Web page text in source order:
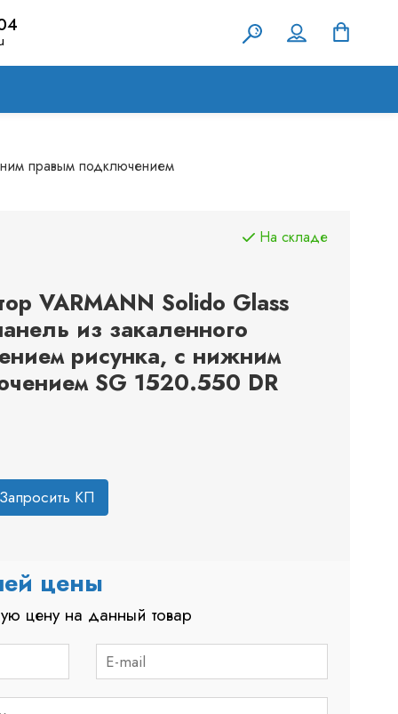
правым подключением
VARMANN Solido Glass
из закаленного
рисунка, с нижним
SG 1520.550 DR
На складе
КП
цены
цену на данный товар